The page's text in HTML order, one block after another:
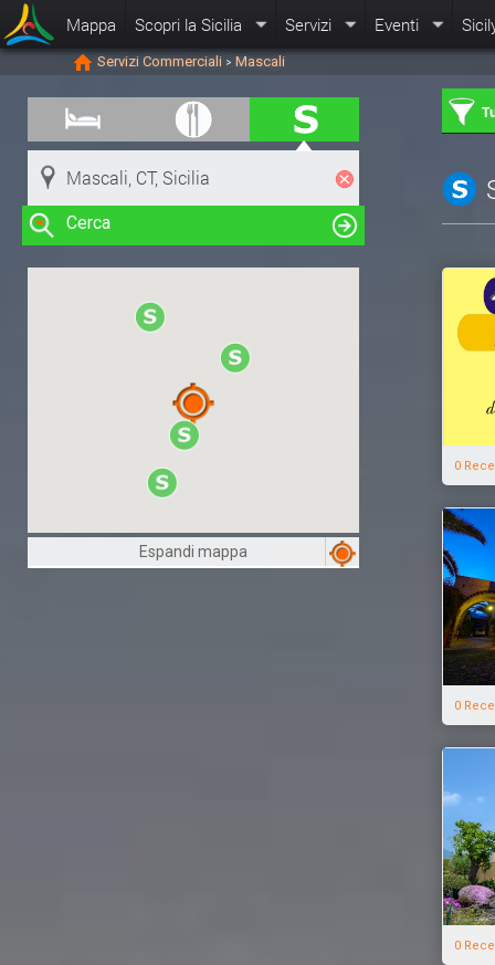
Mappa Scopri la Sicilia Servizi Eventi
Servizi Commerciali > Mascali
Cerca
Clicca su una risorsa nella mappa
per visualizzare le informazioni
Espandi mappa
0
0
0